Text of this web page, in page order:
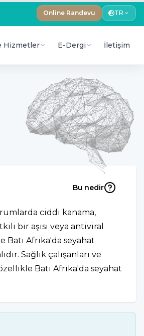
Online Randevu TR
Hizmetler E-Dergi İletişim
Bu nedir
ciddi kanama,
bir aşısı veya antiviral
Afrika'da seyahat
Sağlık çalışanları ve
Batı Afrika'da seyahat